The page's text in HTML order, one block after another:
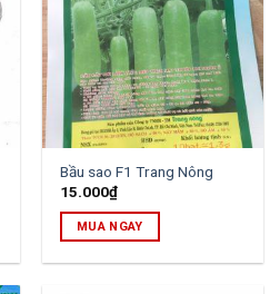
Bầu sao F1 Trang Nông
15.000₫
MUA NGAY